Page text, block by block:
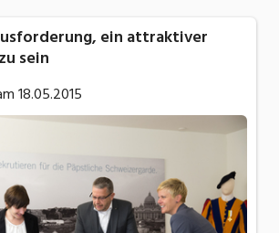
ein attraktiver
sein
18.05.2015